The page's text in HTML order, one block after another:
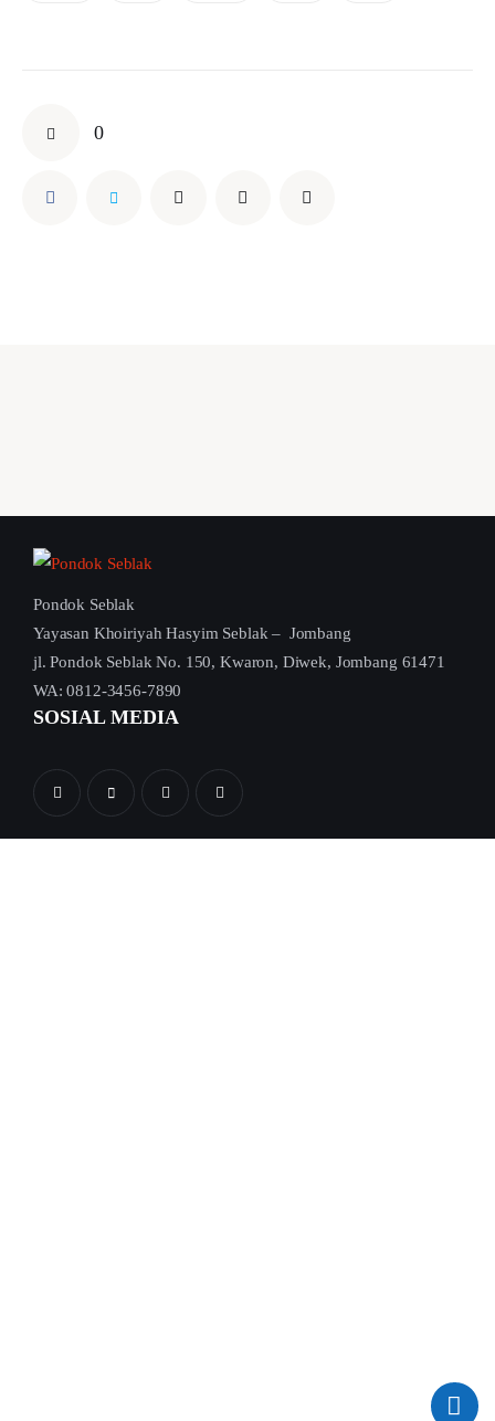
0
Pondok Seblak
Yayasan Khoiriyah Hasyim Seblak – Jombang
jl. Pondok Seblak No. 150, Kwaron, Diwek, Jombang 61471
WA: 0812-3456-7890
SOSIAL MEDIA